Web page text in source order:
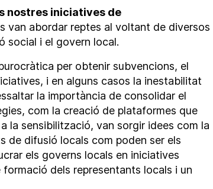
nostres iniciatives de
van abordar reptes al voltant de diversos
social i el govern local.
per obtenir subvencions, el
i en alguns casos la inestabilitat
la importància de consolidar el
com la creació de plataformes que
la sensibilització, van sorgir idees com la
de difusió locals com poden ser els
els governs locals en iniciatives
dels representants locals i un